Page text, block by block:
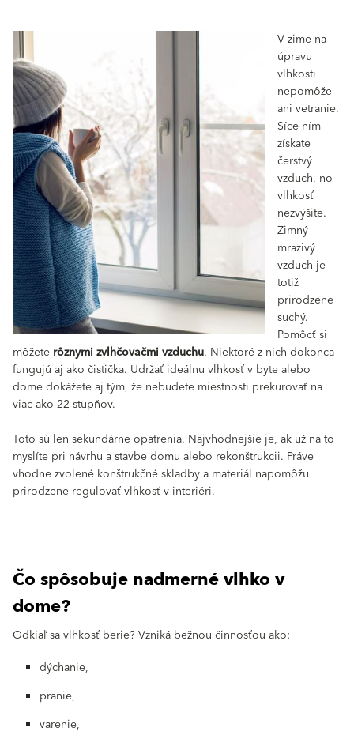
V zime na
úpravu
vlhkosti
nepomôže
ani vetranie.
Síce ním
získate
čerstvý
vzduch, no
vlhkosť
nezvýšite.
Zimný
mrazivý
vzduch je
totiž
prirodzene
suchý.
Pomôcť si
môžete rôznymi zvlhčovačmi vzduchu. Niektoré z nich dokonca
fungujú aj ako čistička. Udržať ideálnu vlhkosť v byte alebo
dome dokážete aj tým, že nebudete miestnosti prekurovať na
viac ako 22 stupňov.
Toto sú len sekundárne opatrenia. Najvhodnejšie je, ak už na to
myslíte pri návrhu a stavbe domu alebo rekonštrukcii. Práve
vhodne zvolené konštrukčné skladby a materiál napomôžu
prirodzene regulovať vlhkosť v interiéri.
Čo spôsobuje nadmerné vlhko v
dome?
Odkiaľ sa vlhkosť berie? Vzniká bežnou činnosťou ako:
dýchanie,
pranie,
varenie,